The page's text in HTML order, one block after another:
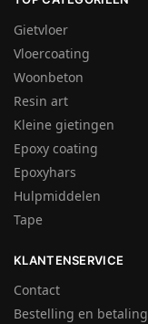
Gietvloer
Vloercoating
Woonbeton
Resin art
Kleine gietingen
Epoxy coating
Epoxyhars
Hulpmiddelen
Tape
KLANTENSERVICE
Contact
Bestelling en betaling